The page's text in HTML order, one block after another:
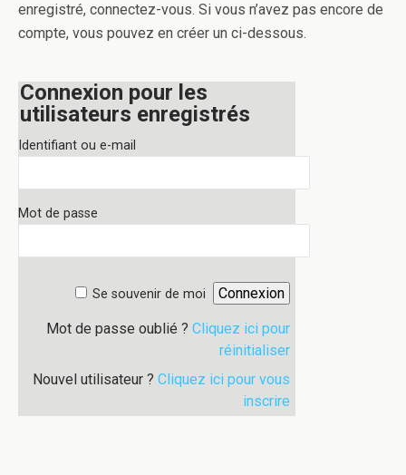
enregistré, connectez-vous. Si vous n’avez pas encore de
compte, vous pouvez en créer un ci-dessous.
Connexion pour les
utilisateurs enregistrés
Identifiant ou e-mail
Mot de passe
Se souvenir de moi
Mot de passe oublié ? Cliquez ici pour
réinitialiser
Nouvel utilisateur ? Cliquez ici pour vous
inscrire